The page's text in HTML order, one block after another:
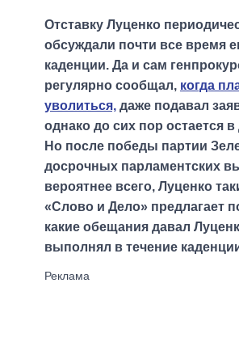
Отставку Луценко
обсуждали почти все время
каденции. Да и сам
регулярно сообщал, когда
уволиться, даже подавал
однако до сих пор остается
Но после победы партии
досрочных парламентских
вероятнее всего, Луценко
«Слово и Дело» предлагает
какие обещания давал
выполнял в течение